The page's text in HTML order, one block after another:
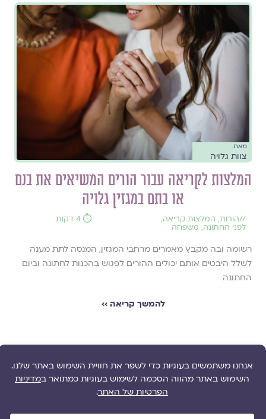
מאת
צוות גלויה
המלצות לקריאה עבור הורים המשיאים את בנם
או בתם במגזין גלויה
//הורות, המלצות קריאה,
לפני החתונה, משפחה
⏱️ 4 דקות
רשומה ובה מקבץ מאמרים מרחבי המגזין, המנסה לתת מענה
לשלל היבטים אותם יכולים ההורים לפגוש בהכנות לחתונה וביום
החתונה
להמשך קריאה ››
גלו עוד תכנים: